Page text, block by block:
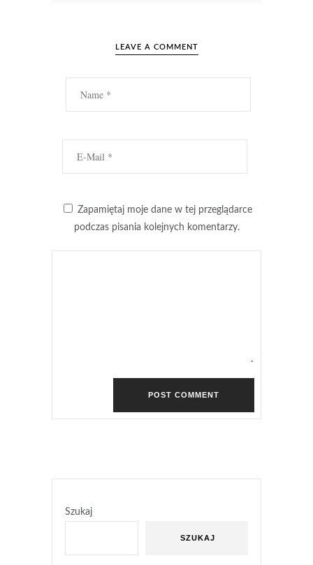
LEAVE A COMMENT
Zapamiętaj moje dane w tej przeglądarce
podczas pisania kolejnych komentarzy.
Szukaj
SZUKAJ